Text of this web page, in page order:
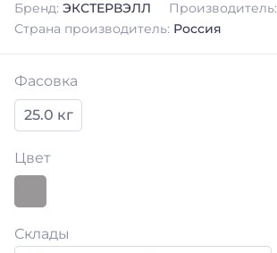
Бренд: ЭКСТЕРВЭЛЛ Производитель:
Страна производитель: Россия
Фасовка
25.0 кг
Цвет
Склады